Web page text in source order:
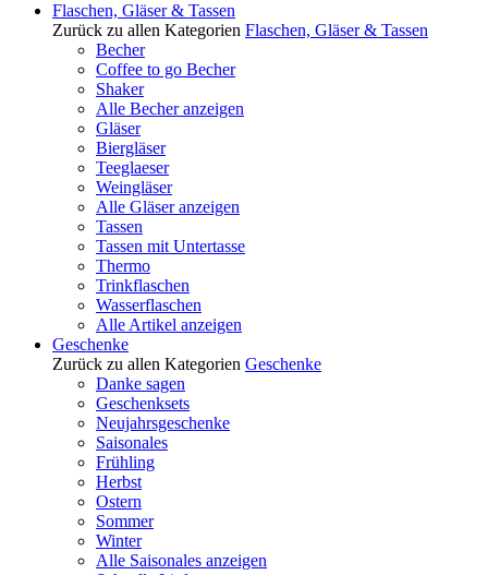
Flaschen, Gläser & Tassen
Zurück zu allen Kategorien Flaschen, Gläser & Tassen
Becher
Coffee to go Becher
Shaker
Alle Becher anzeigen
Gläser
Biergläser
Teeglaeser
Weingläser
Alle Gläser anzeigen
Tassen
Tassen mit Untertasse
Thermo
Trinkflaschen
Wasserflaschen
Alle Artikel anzeigen
Geschenke
Zurück zu allen Kategorien Geschenke
Danke sagen
Geschenksets
Neujahrsgeschenke
Saisonales
Frühling
Herbst
Ostern
Sommer
Winter
Alle Saisonales anzeigen